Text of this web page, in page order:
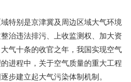
特别是京津冀及周边区域大气环境
治违法排污、上收监测权、加大资
气十条的收官之年，我国实现空气
进程中，关于空气质量的重大工程
步建立起大气污染体制机制。